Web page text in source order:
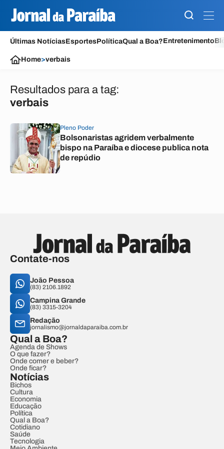
Últimas NotíciasEsportesPolíticaQual a Boa?Entretenimento
Home>verbais
Resultados para a tag:
verbais
Pleno Poder
Bolsonaristas agridem verbalmente
bispo na Paraíba e diocese publica nota
de repúdio
Contate-nos
João Pessoa
(83) 2106.1892
Campina Grande
(83) 3315-3204
Redação
jornalismo@jornaldaparaiba.com.br
Qual a Boa?
Agenda de Shows
O que fazer?
Onde comer e beber?
Onde ficar?
Notícias
Bichos
Cultura
Economia
Educação
Política
Qual a Boa?
Cotidiano
Saúde
Tecnologia